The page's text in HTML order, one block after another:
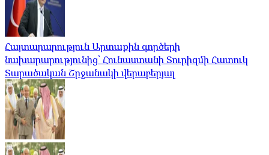
Հայտարարություն Արտաքին գործերի
նախարարությունից՝ Հունաստանի Տուրիզմի Հատուկ
Տարածական Շրջանակի վերաբերյալ